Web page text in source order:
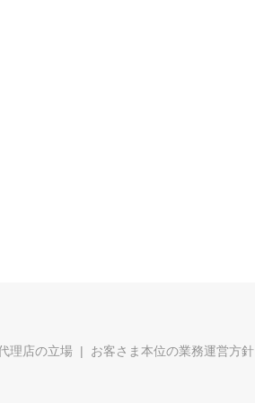
理店の立場 お客さま本位の業務運営方針